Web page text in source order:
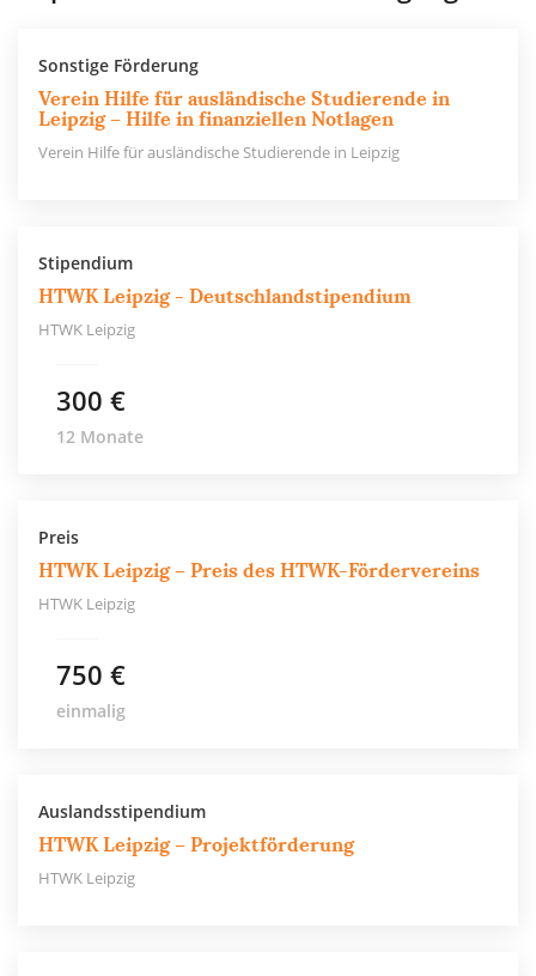
Sonstige Förderung
Verein Hilfe für ausländische Studierende in
Leipzig – Hilfe in finanziellen Notlagen
Verein Hilfe für ausländische Studierende in Leipzig
Stipendium
HTWK Leipzig - Deutschlandstipendium
HTWK Leipzig
300 €
12 Monate
Preis
HTWK Leipzig – Preis des HTWK-Fördervereins
HTWK Leipzig
750 €
einmalig
Auslandsstipendium
HTWK Leipzig – Projektförderung
HTWK Leipzig